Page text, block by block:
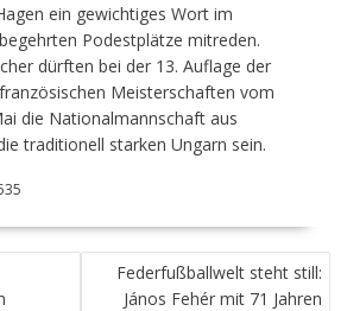
ein gewichtiges Wort im
Podestplätze mitreden.
dürften bei der 13. Auflage der
Meisterschaften vom
die Nationalmannschaft aus
traditionell starken Ungarn sein.
Federfußballwelt steht still:
János Fehér mit 71 Jahren